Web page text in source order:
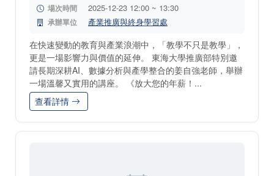
場次時間 2025-12-23 12:00 ~ 13:30
承辦單位 產業推廣與終身學習處
在快速變動的教育與產業浪潮中，「教學不只是教學」，
更是一場影響力與價值的延伸。 東海大學推廣部特別邀
請長期深耕AI、數據分析與產學整合的姜自強老師，舉辦
一場溫馨又實用的講座。 《放大您的年薪！...
查看詳情